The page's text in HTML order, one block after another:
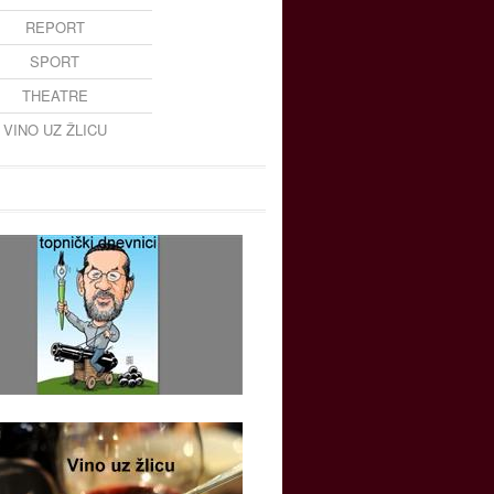
REPORT
SPORT
THEATRE
VINO UZ ŽLICU